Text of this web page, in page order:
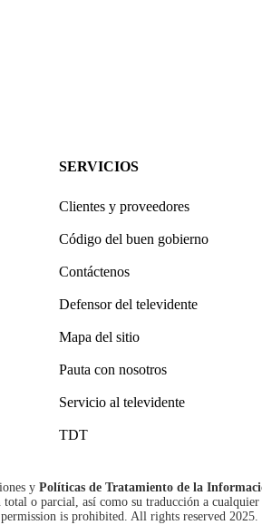
SERVICIOS
Clientes y proveedores
Código del buen gobierno
Contáctenos
Defensor del televidente
Mapa del sitio
Pauta con nosotros
Servicio al televidente
TDT
y Políticas de Tratamiento de la
o parcial, así como su traducción a
is prohibited. All rights reserved 2025.